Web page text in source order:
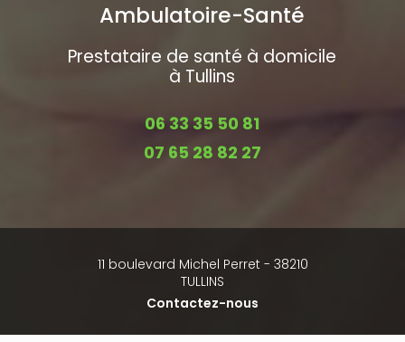
Ambulatoire-Santé
Prestataire de santé à domicile
à Tullins
06 33 35 50 81
07 65 28 82 27
11 boulevard Michel Perret - 38210
TULLINS
Contactez-nous